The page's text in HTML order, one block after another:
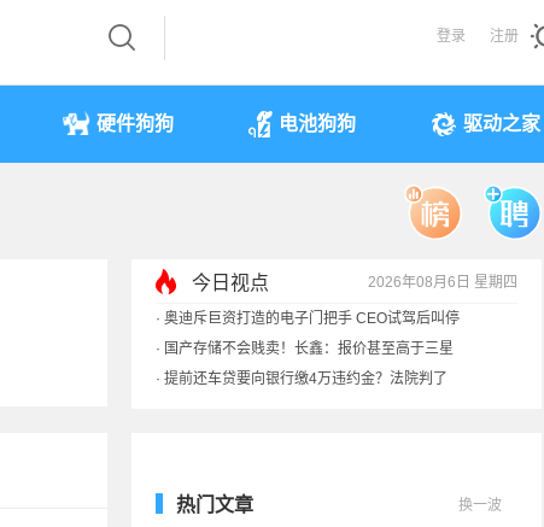
登录 注册
硬件狗狗 电池狗狗 驱动之家
今日视点 2026年08月6日 星期四
· 奥迪斥巨资打造的电子门把手 CEO试驾后叫停
· 国产存储不会贱卖！长鑫：报价甚至高于三星
· 提前还车贷要向银行缴4万违约金？法院判了
热门文章 换一波